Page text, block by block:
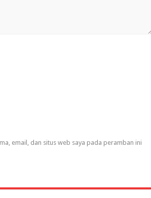
email, dan situs web saya pada peramban ini